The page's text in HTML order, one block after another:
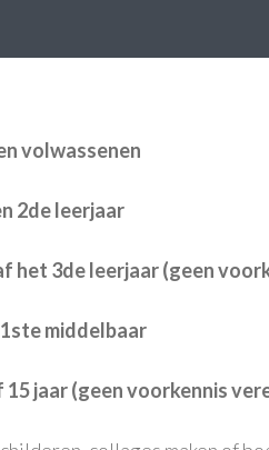
volwassenen
2de leerjaar
het 3de leerjaar (geen
middelbaar
jaar (geen voorkennis